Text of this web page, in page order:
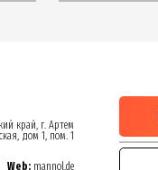
край, г. Артем
дом 1, пом. 1
Web: mannol.de